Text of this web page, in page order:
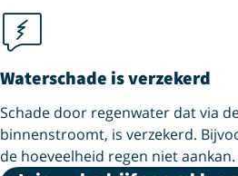
Waterschade is verzekerd
Schade door regenwater dat via
binnenstroomt, is verzekerd.
de hoeveelheid regen niet aankan.